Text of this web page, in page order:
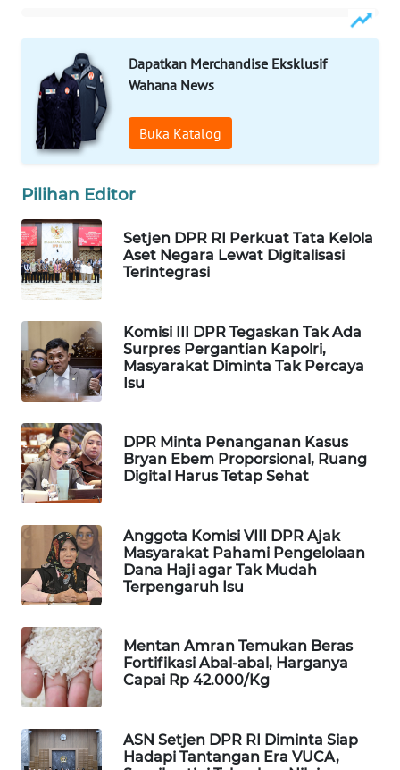
Dapatkan Merchandise Eksklusif
Wahana News
Buka Katalog
Pilihan Editor
Setjen DPR RI Perkuat Tata Kelola
Aset Negara Lewat Digitalisasi
Terintegrasi
Komisi III DPR Tegaskan Tak Ada
Surpres Pergantian Kapolri,
Masyarakat Diminta Tak Percaya
Isu
DPR Minta Penanganan Kasus
Bryan Ebem Proporsional, Ruang
Digital Harus Tetap Sehat
Anggota Komisi VIII DPR Ajak
Masyarakat Pahami Pengelolaan
Dana Haji agar Tak Mudah
Terpengaruh Isu
Mentan Amran Temukan Beras
Fortifikasi Abal-abal, Harganya
Capai Rp 42.000/Kg
ASN Setjen DPR RI Diminta Siap
Hadapi Tantangan Era VUCA,
WAHANA
UMKM
WAHANA
SELEB
WAHANA
WAHANA
OTOMOTIF
WAHANA
HEALTH
WAHANA
DESA
WISATA
LAPAK
WAHANA
Wahana
Network
KONSUMEN
MASYARAKAT
KELISTRIKAN
WALINKI
ID